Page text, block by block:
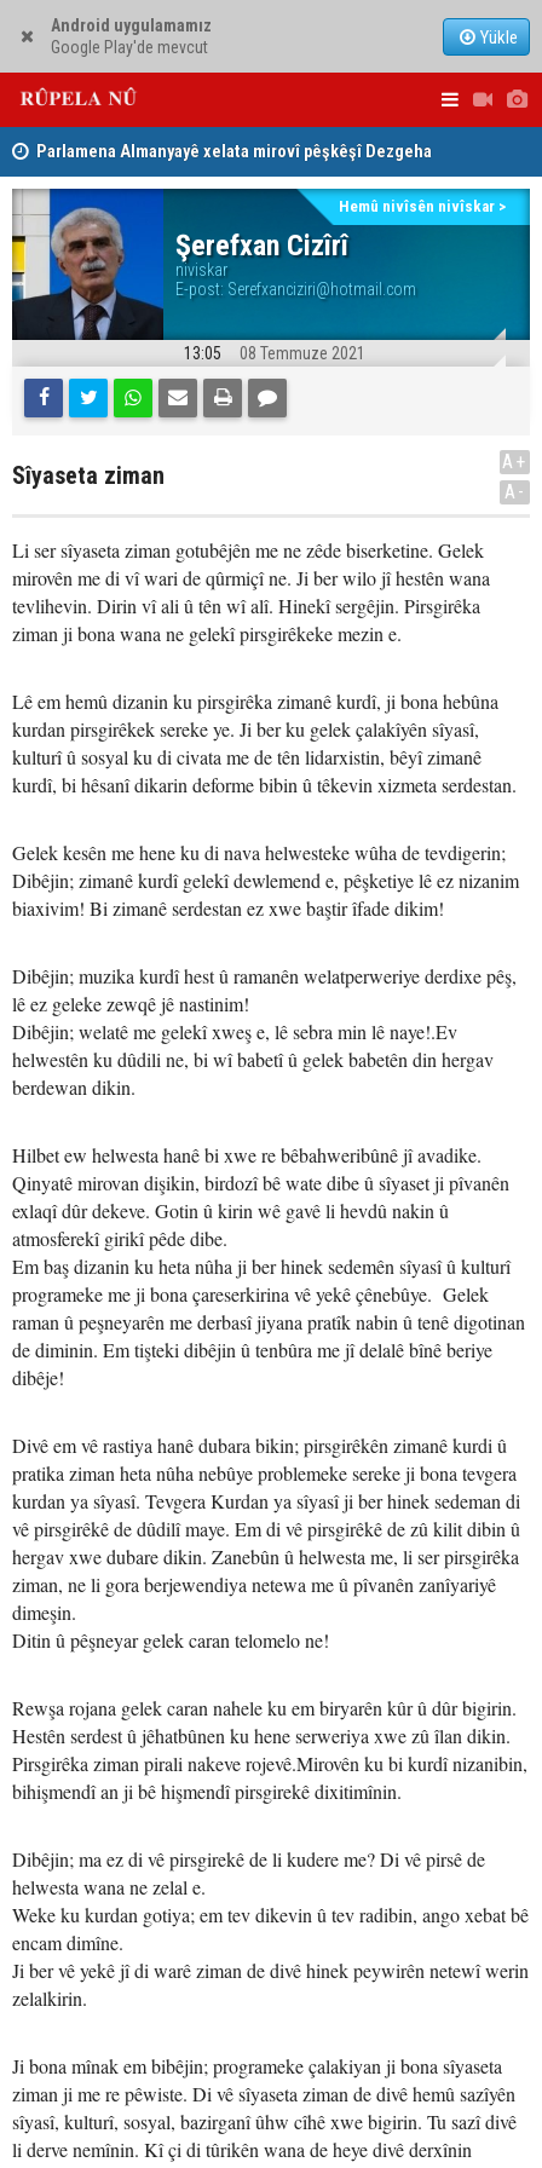
Android uygulamamız
Google Play'de mevcut
Yükle
Parlamena Almanyayê xelata mirovî pêşkêşî Dezgeha
Xêrxwaziya Barzanî kir
Dezga Giştî ya Deverên di Derveyê Kurdistanê de
gotinên parêzgere Kerkûkê Muhammed Saman red kir
Şerefxan Cizîrî
niviskar
E-post: Serefxanciziri@hotmail.com
Hemû nivîsên nivîskar >
13:05 08 Temmuze 2021
Sîyaseta ziman
A+
A-
Li ser sîyaseta ziman gotubêjên me ne zêde biserketine. Gelek
mirovên me di vî wari de qûrmiçî ne. Ji ber wilo jî hestên wana
tevlihevin. Dirin vî ali û tên wî alî. Hinekî sergêjin. Pirsgirêka
ziman ji bona wana ne gelekî pirsgirêkeke mezin e.
Lê em hemû dizanin ku pirsgirêka zimanê kurdî, ji bona hebûna
kurdan pirsgirêkek sereke ye. Ji ber ku gelek çalakîyên sîyasî,
kulturî û sosyal ku di civata me de tên lidarxistin, bêyî zimanê
kurdî, bi hêsanî dikarin deforme bibin û têkevin xizmeta serdestan.
Gelek kesên me hene ku di nava helwesteke wûha de tevdigerin;
Dibêjin; zimanê kurdî gelekî dewlemend e, pêşketiye lê ez nizanim
biaxivim! Bi zimanê serdestan ez xwe baştir îfade dikim!
Dibêjin; muzika kurdî hest û ramanên welatperweriye derdixe pêş,
lê ez geleke zewqê jê nastinim!
Dibêjin; welatê me gelekî xweş e, lê sebra min lê naye!.Ev
helwestên ku dûdili ne, bi wî babetî û gelek babetên din hergav
berdewan dikin.
Hilbet ew helwesta hanê bi xwe re bêbahweribûnê jî avadike.
Qinyatê mirovan dişikin, birdozî bê wate dibe û sîyaset ji pîvanên
exlaqî dûr dekeve. Gotin û kirin wê gavê li hevdû nakin û
atmosferekî girikî pêde dibe.
Em baş dizanin ku heta nûha ji ber hinek sedemên sîyasî û kulturî
programeke me ji bona çareserkirina vê yekê çênebûye. Gelek
raman û peşneyarên me derbasî jiyana pratîk nabin û tenê digotinan
de diminin. Em tişteki dibêjin û tenbûra me jî delalê bînê beriye
dibêje!
Divê em vê rastiya hanê dubara bikin; pirsgirêkên zimanê kurdi û
pratika ziman heta nûha nebûye problemeke sereke ji bona tevgera
kurdan ya sîyasî. Tevgera Kurdan ya sîyasî ji ber hinek sedeman di
vê pirsgirêkê de dûdilî maye. Em di vê pirsgirêkê de zû kilit dibin û
hergav xwe dubare dikin. Zanebûn û helwesta me, li ser pirsgirêka
ziman, ne li gora berjewendiya netewa me û pîvanên zanîyariyê
dimeşin.
Ditin û pêşneyar gelek caran telomelo ne!
Rewşa rojana gelek caran nahele ku em biryarên kûr û dûr bigirin.
Hestên serdest û jêhatbûnen ku hene serweriya xwe zû îlan dikin.
Pirsgirêka ziman pirali nakeve rojevê.Mirovên ku bi kurdî nizanibin,
bihişmendî an ji bê hişmendî pirsgirekê dixitimînin.
Dibêjin; ma ez di vê pirsgirekê de li kudere me? Di vê pirsê de
helwesta wana ne zelal e.
Weke ku kurdan gotiya; em tev dikevin û tev radibin, ango xebat bê
encam dimîne.
Ji ber vê yekê jî di warê ziman de divê hinek peywirên netewî werin
zelalkirin.
Ji bona mînak em bibêjin; programeke çalakiyan ji bona sîyaseta
ziman ji me re pêwiste. Di vê sîyaseta ziman de divê hemû sazîyên
sîyasî, kulturî, sosyal, bazirganî ûhw cîhê xwe bigirin. Tu sazî divê
li derve nemînin. Kî çi di tûrikên wana de heye divê derxînin